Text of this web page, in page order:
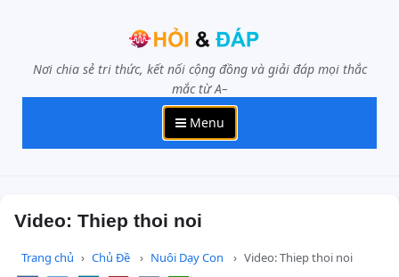
Nơi chia sẻ tri thức, kết nối cộng đồng và giải đáp mọi thắc
mắc từ A–
Menu
Video: Thiep thoi noi
Trang chủ Chủ Đề Nuôi Dạy Con Video: Thiep thoi noi